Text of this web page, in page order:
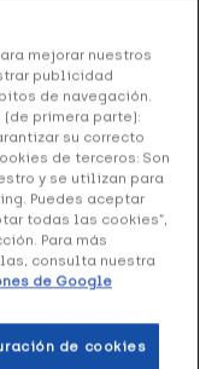
Suaves
a partir de 6
mejorar nuestros
publicidad
de navegación.
primera parte):
su correcto
de terceros: Son
y se utilizan para
Puedes aceptar
todas las cookies”,
Para más
consulta nuestra
de Google
de cookies